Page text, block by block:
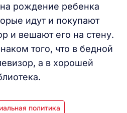
рождение ребенка
идут и покупают
и вешают его на стену.
того, что в бедной
а в хорошей
политика